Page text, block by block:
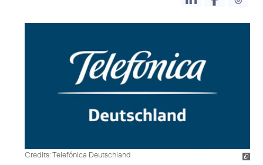
Credits: Telefónica Deutschland